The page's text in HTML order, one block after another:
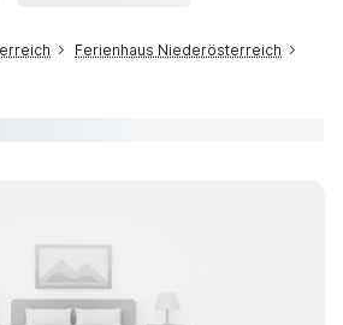
Ferienhaus Niederösterreich